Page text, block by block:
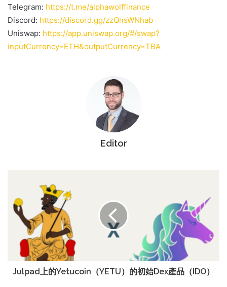
Telegram: https://t.me/alphawolffinance
Discord: https://discord.gg/zzQnsWNhab
Uniswap: https://app.uniswap.org/#/swap?
inputCurrency=ETH&outputCurrency=TBA
Editor
Julpad上的Yetucoin（YETU）的初始Dex產品（IDO）